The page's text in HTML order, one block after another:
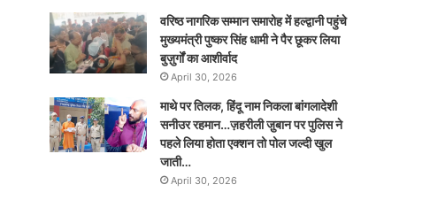
वरिष्ठ नागरिक सम्मान समारोह में हल्द्वानी पहुंचे
मुख्यमंत्री पुष्कर सिंह धामी ने पैर छूकर लिया
बुज़ुर्गों का आशीर्वाद
April 30, 2026
माथे पर तिलक, हिंदू नाम निकला बांगलादेशी
सनीउर रहमान…ज़हरीली जु़बान पर पुलिस ने
पहले लिया होता एक्शन तो पोल जल्दी खुल
जाती…
April 30, 2026